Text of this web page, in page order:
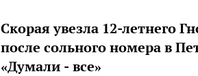
Скорая увезла 12-летнего
после сольного номера в
«Думали - все»